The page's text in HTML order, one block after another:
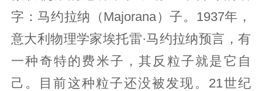
字：马约拉纳（Majorana）子。1937年，
意大利物理学家埃托雷·马约拉纳预言，有
一种奇特的费米子，其反粒子就是它自
己。目前这种粒子还没被发现。21世纪